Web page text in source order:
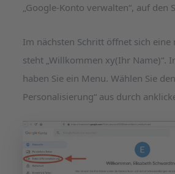
„Google-Konto verwalten“, auf den
Im nächsten Schritt öffnet sich eine
steht „Willkommen xy(Ihr Name)“.
haben Sie ein Menu. Wählen Sie
Personalisierung“ aus durch